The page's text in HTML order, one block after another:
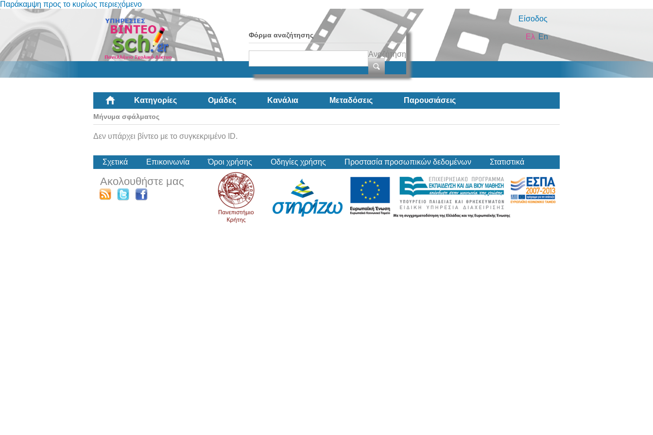
Παράκαμψη προς το κυρίως περιεχόμενο
Είσοδος
Φόρμα αναζήτησης
Αναζήτηση
En
Ελ
Κατηγορίες Ομάδες Κανάλια Μεταδόσεις Παρουσιάσεις
Μήνυμα σφάλματος
Δεν υπάρχει βίντεο με το συγκεκριμένο ID.
Σχετικά Επικοινωνία Όροι χρήσης Οδηγίες χρήσης Προστασία προσωπικών δεδομένων Στατιστικά
Ακολουθήστε μας